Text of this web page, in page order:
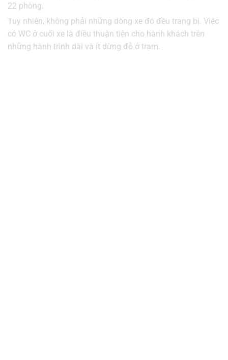
22 phòng.
Tuy nhiên, không phải những dòng xe đó đều trang bị. Việc
có WC ở cuối xe là điều thuận tiện cho hành khách trên
những hành trình dài và ít dừng đỗ ở trạm.